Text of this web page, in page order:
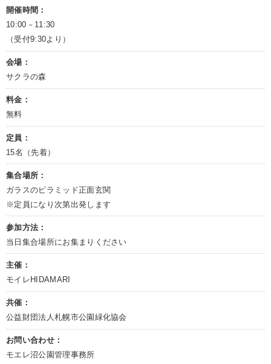
開催時間：
10:00－11:30
（受付9:30より）
会場：
サクラの森
料金：
無料
定員：
15名（先着）
集合場所：
ガラスのピラミッド正面玄関
※定員になり次第出発します
参加方法：
当日集合場所にお集まりください
主催：
モイレHIDAMARI
共催：
公益財団法人札幌市公園緑化協会
お問い合わせ：
モエレ沼公園管理事務所